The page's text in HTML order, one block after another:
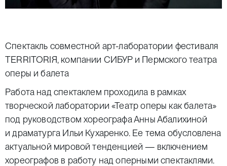
Спектакль совместной арт-лаборатории фестиваля
TERRITORIЯ, компании СИБУР и Пермского театра
оперы и балета
Работа над спектаклем проходила в рамках
творческой лаборатории «Театр оперы как балета»
под руководством хореографа Анны Абалихиной
и драматурга Ильи Кухаренко. Ее тема обусловлена
актуальной мировой тенденцией — включением
хореографов в работу над оперными спектаклями.